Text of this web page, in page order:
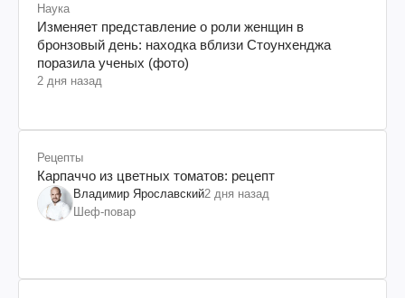
Наука
Изменяет представление о роли женщин в
бронзовый день: находка вблизи Стоунхенджа
поразила ученых (фото)
2 дня назад
Рецепты
Карпаччо из цветных томатов: рецепт
Владимир Ярославский2 дня назад
Шеф-повар